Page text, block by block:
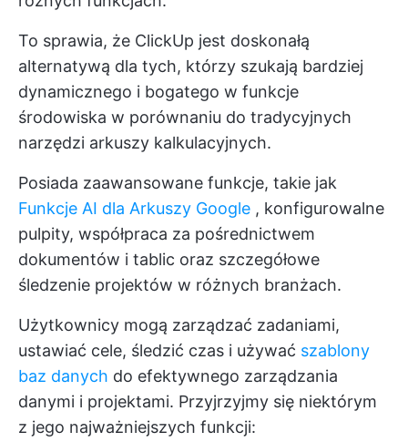
To sprawia, że ClickUp jest doskonałą
alternatywą dla tych, którzy szukają bardziej
dynamicznego i bogatego w funkcje
środowiska w porównaniu do tradycyjnych
narzędzi arkuszy kalkulacyjnych.
Posiada zaawansowane funkcje, takie jak
Funkcje AI dla Arkuszy Google , konfigurowalne
pulpity, współpraca za pośrednictwem
dokumentów i tablic oraz szczegółowe
śledzenie projektów w różnych branżach.
Użytkownicy mogą zarządzać zadaniami,
ustawiać cele, śledzić czas i używać szablony
baz danych do efektywnego zarządzania
danymi i projektami. Przyjrzyjmy się niektórym
z jego najważniejszych funkcji: